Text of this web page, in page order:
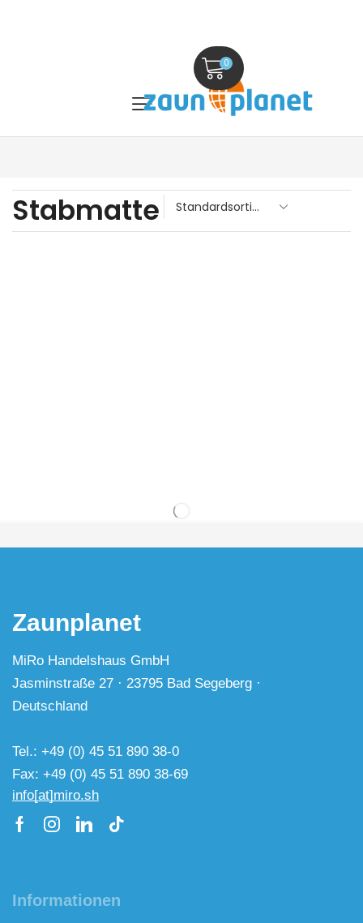
0
Stabmatte
Zaunplanet
MiRo Handelshaus GmbH
Jasminstraße 27 · 23795 Bad Segeberg ·
Deutschland
Tel.: +49 (0) 45 51 890 38-0
Fax: +49 (0) 45 51 890 38-69
info[at]miro.sh
Informationen